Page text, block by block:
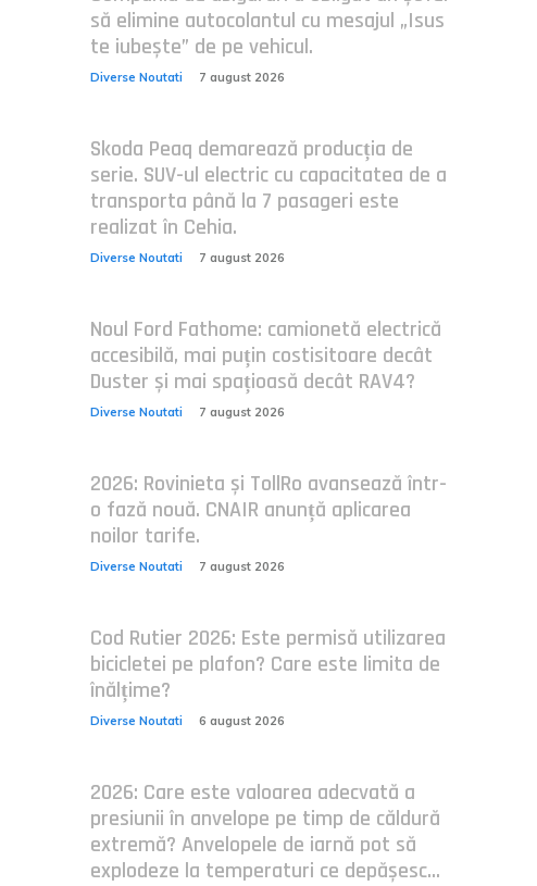
să elimine autocolantul cu mesajul „Isus
te iubește” de pe vehicul.
Diverse Noutati 7 august 2026
Skoda Peaq demarează producția de
serie. SUV-ul electric cu capacitatea de a
transporta până la 7 pasageri este
realizat în Cehia.
Diverse Noutati 7 august 2026
Noul Ford Fathome: camionetă electrică
accesibilă, mai puțin costisitoare decât
Duster și mai spațioasă decât RAV4?
Diverse Noutati 7 august 2026
2026: Rovinieta și TollRo avansează într-
o fază nouă. CNAIR anunță aplicarea
noilor tarife.
Diverse Noutati 7 august 2026
Cod Rutier 2026: Este permisă utilizarea
bicicletei pe plafon? Care este limita de
înălțime?
Diverse Noutati 6 august 2026
2026: Care este valoarea adecvată a
presiunii în anvelope pe timp de căldură
extremă? Anvelopele de iarnă pot să
explodeze la temperaturi ce depășesc...